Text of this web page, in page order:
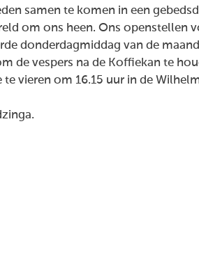
samen te komen in een
om ons heen. Ons openstellen
donderdagmiddag van de
de vespers na de Koffiekan te
vieren om 16.15 uur in de